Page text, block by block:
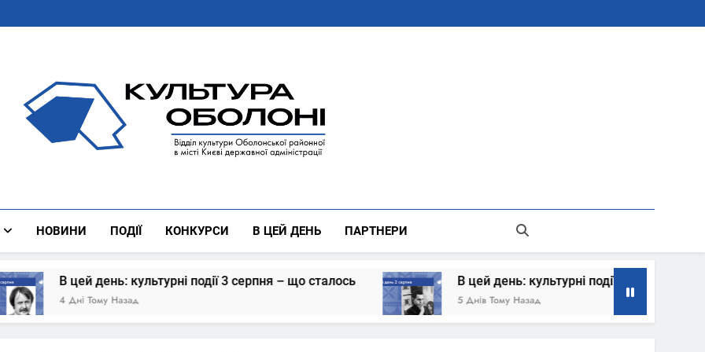
Культура Оболоні
НОВИНИ ПОДІЇ КОНКУРСИ В ЦЕЙ ДЕНЬ ПАРТНЕРИ
культурні події 3 серпня – що сталось
Назад
В цей день: культурні події 2 серпня – що сталось
5 Днів Тому Назад